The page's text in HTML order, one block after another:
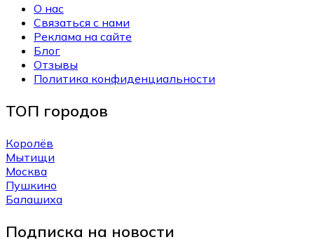
О нас
Связаться с нами
Реклама на сайте
Блог
Отзывы
Политика конфиденциальности
ТОП городов
Королёв
Мытищи
Москва
Пушкино
Балашиха
Подписка на новости